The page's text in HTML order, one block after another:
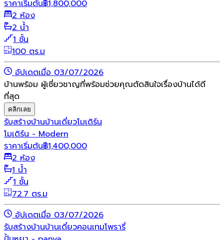
ราคาเริ่มต้น฿1,800,000
2 ห้อง
2 น้ำ
1 ชั้น
100 ตร.ม
อัปเดตเมื่อ 03/07/2026
บ้านพร้อม ผู้เชี่ยวชาญที่พร้อมช่วยคุณตัดสินใจเรื่องบ้านได้ดี
ที่สุด
คลิกเลย
รับสร้างบ้านบ้านเดี่ยวโมเดิร์น
โมเดิร์น - Modern
ราคาเริ่มต้น฿1,400,000
2 ห้อง
1 น้ำ
1 ชั้น
72.7 ตร.ม
อัปเดตเมื่อ 03/07/2026
รับสร้างบ้านบ้านเดี่ยวคอนเทมโพรารี่